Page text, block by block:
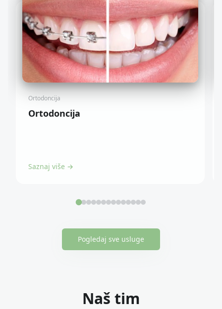
Ortodoncija
Ortodoncija
Saznaj više →
Pogledaj sve usluge
Naš tim